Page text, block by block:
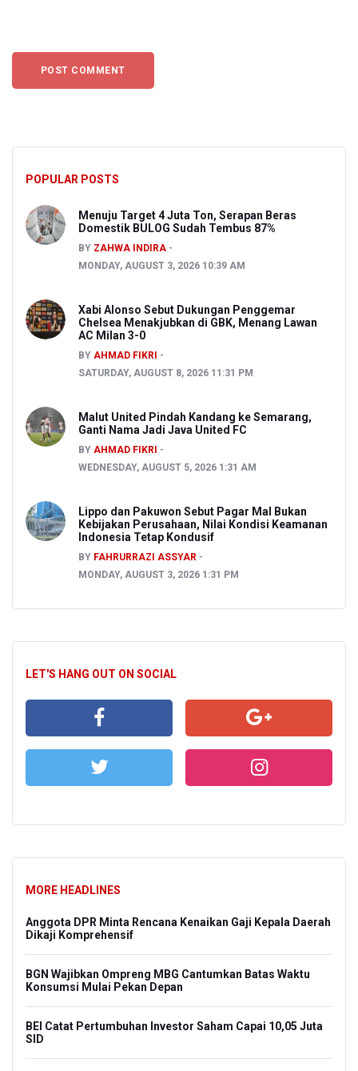
POPULAR POSTS
Menuju Target 4 Juta Ton, Serapan Beras
Domestik BULOG Sudah Tembus 87%
BY ZAHWA INDIRA
MONDAY, AUGUST 3, 2026 10:39 AM
Xabi Alonso Sebut Dukungan Penggemar
Chelsea Menakjubkan di GBK, Menang Lawan
AC Milan 3-0
BY AHMAD FIKRI
SATURDAY, AUGUST 8, 2026 11:31 PM
Malut United Pindah Kandang ke Semarang,
Ganti Nama Jadi Java United FC
BY AHMAD FIKRI
WEDNESDAY, AUGUST 5, 2026 1:31 AM
Lippo dan Pakuwon Sebut Pagar Mal Bukan
Kebijakan Perusahaan, Nilai Kondisi Keamanan
Indonesia Tetap Kondusif
BY FAHRURRAZI ASSYAR
MONDAY, AUGUST 3, 2026 1:31 PM
LET'S HANG OUT ON SOCIAL
MORE HEADLINES
Anggota DPR Minta Rencana Kenaikan Gaji Kepala Daerah
Dikaji Komprehensif
BGN Wajibkan Ompreng MBG Cantumkan Batas Waktu
Konsumsi Mulai Pekan Depan
BEI Catat Pertumbuhan Investor Saham Capai 10,05 Juta
SID